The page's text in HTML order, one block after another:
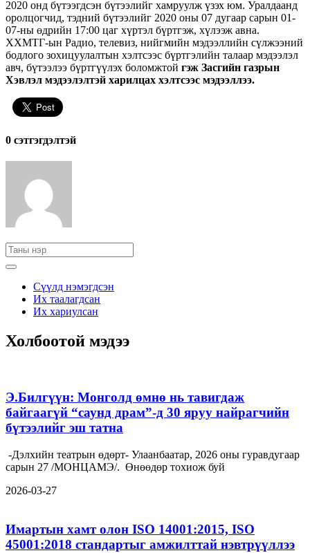
2020 онд бүтээгдсэн бүтээлийг хамруулж үзэх юм. Уралдаанд
оролцогчид, тэдний бүтээлийг 2020 оны 07 дугаар сарын 01-
07-ны өдрийн 17:00 цаг хүртэл бүртгэж, хүлээж авна.
ХХМТГ-ын Радио, телевиз, нийгмийн мэдээллийн сүлжээний
бодлого зохицуулалтын хэлтсээс бүртгэлийн талаар мэдээлэл
авч, бүтээлээ бүртгүүлэх боломжтой гэж Засгийн газрын
Хэвлэл мэдээлэлтэй харилцах хэлтсээс мэдээллээ.
0 cэтгэгдэлтэй
Сүүлд нэмэгдсэн
Их таалагдсан
Их хариулсан
Холбоотой мэдээ
Э.Билгүүн: Монголд өмнө нь тавигдаж
байгаагүй “саунд драм”-д 30 яруу найрагчийн
бүтээлийг эш татна
-Дэлхийн театрын өдөрт- Улаанбаатар, 2026 оны гуравдугаар
сарын 27 /МОНЦАМЭ/. Өнөөдөр тохиож буй
2026-03-27
Имартын хамт олон ISO 14001:2015, ISO
45001:2018 стандартыг амжилттай нэвтрүүллээ